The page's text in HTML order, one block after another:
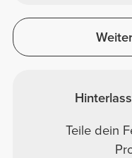
Teile dein